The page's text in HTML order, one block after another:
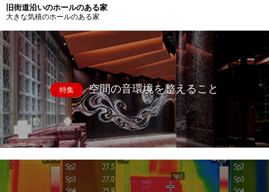
旧街道沿いのホールのある家
大きな気積のホールのある家
特集 空間の音環境を整えること